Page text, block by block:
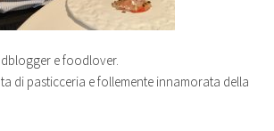
e foodlover.
di pasticceria e follemente innamorata della